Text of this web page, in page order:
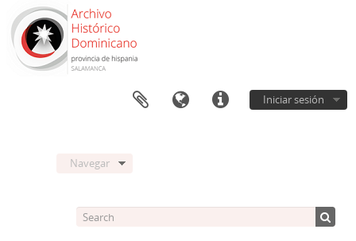
Iniciar sesión
Navegar